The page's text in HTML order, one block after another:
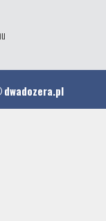
dwadozera.pl